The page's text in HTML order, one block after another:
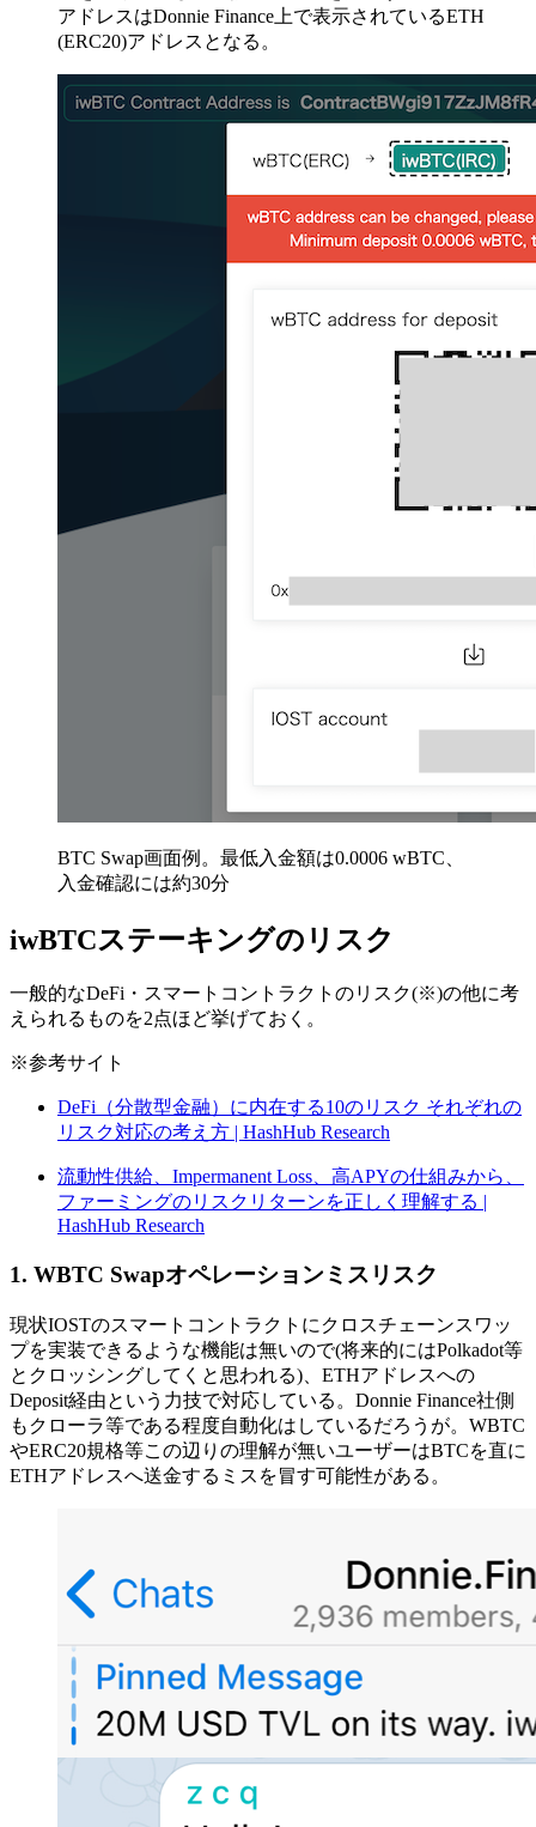
アドレスはDonnie Finance上で表示されているETH
(ERC20)アドレスとなる。
BTC Swap画面例。最低入金額は0.0006 wBTC、
入金確認には約30分
iwBTCステーキングのリスク
一般的なDeFi・スマートコントラクトのリスク(※)の他に考
えられるものを2点ほど挙げておく。
※参考サイト
DeFi（分散型金融）に内在する10のリスク それぞれの
リスク対応の考え方 | HashHub Research
流動性供給、Impermanent Loss、高APYの仕組みから、
ファーミングのリスクリターンを正しく理解する |
HashHub Research
1. WBTC Swapオペレーションミスリスク
現状IOSTのスマートコントラクトにクロスチェーンスワッ
プを実装できるような機能は無いので(将来的にはPolkadot等
とクロッシングしてくと思われる)、ETHアドレスへの
Deposit経由という力技で対応している。Donnie Finance社側
もクローラ等である程度自動化はしているだろうが。WBTC
やERC20規格等この辺りの理解が無いユーザーはBTCを直に
ETHアドレスへ送金するミスを冒す可能性がある。